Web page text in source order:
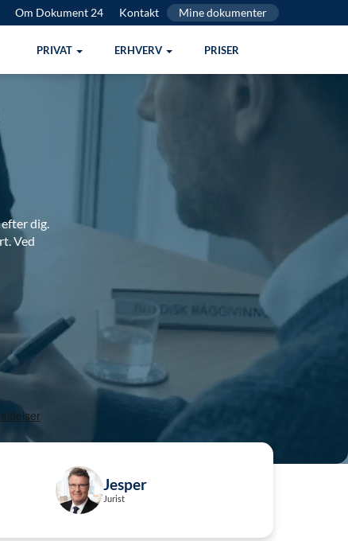
Om Dokument 24 Kontakt Mine dokumenter
PRIVAT ERHVERV PRISER
dig.
Ved
Jesper
Jurist